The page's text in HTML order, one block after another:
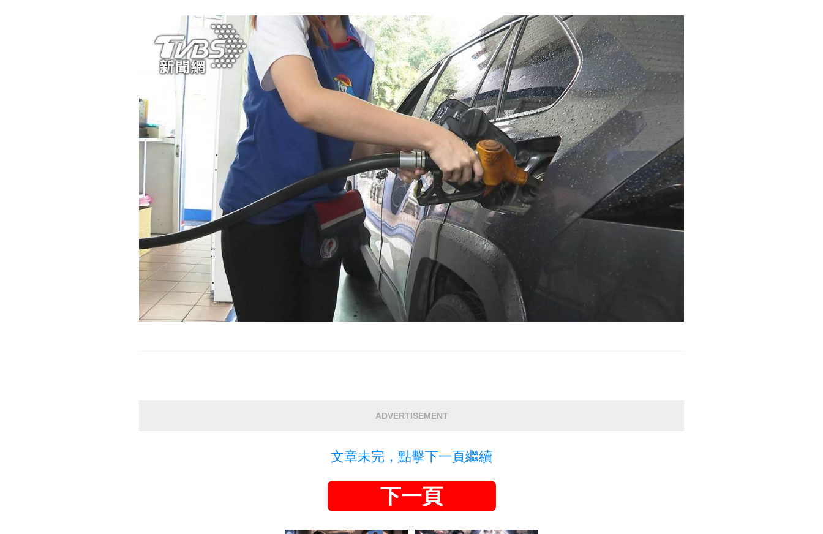
ADVERTISEMENT
文章未完，點擊下一頁繼續
下一頁